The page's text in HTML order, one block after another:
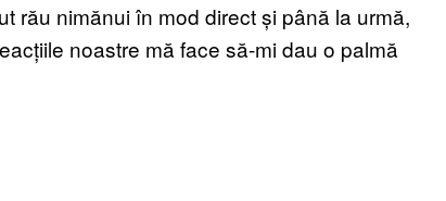
rău nimănui în mod direct și până la urmă,
noastre mă face să-mi dau o palmă